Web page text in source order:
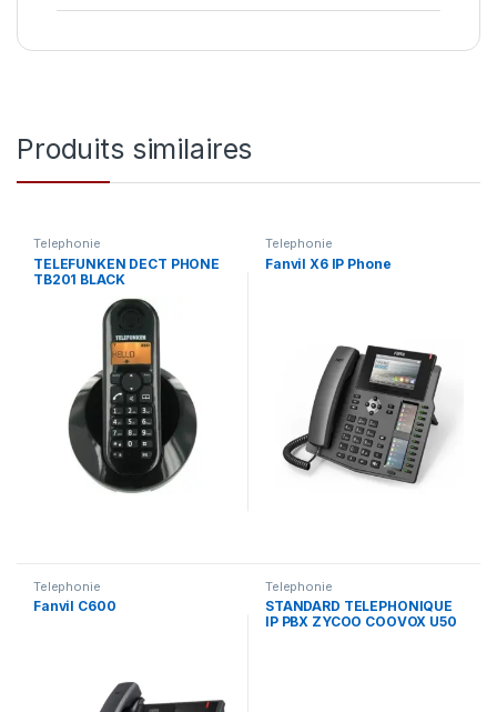
Produits similaires
Telephonie
TELEFUNKEN DECT PHONE
TB201 BLACK
Telephonie
Fanvil X6 IP Phone
Telephonie
Fanvil C600
Telephonie
STANDARD TELEPHONIQUE
IP PBX ZYCOO COOVOX U50